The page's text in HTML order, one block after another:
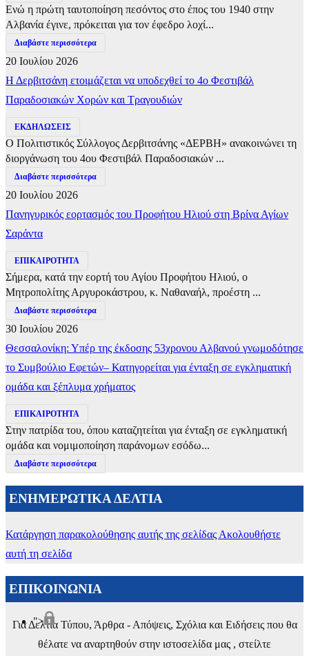
Ενώ η πρώτη ταυτοποίηση πεσόντος στο έπος του 1940 στην
Αλβανία έγινε, πρόκειται για τον έφεδρο λοχί...
Διαβάστε περισσότερα
20 Ιουλίου 2026
Η Δερβιτσάνη ετοιμάζεται να υποδεχθεί το 4ο Φεστιβάλ
Παραδοσιακών Χορών και Τραγουδιών
ΕΚΔΗΛΩΣΕΙΣ
Ο Πολιτιστικός Σύλλογος Δερβιτσάνης «ΔΕΡΒΗ» ανακοινώνει τη
διοργάνωση του 4ου Φεστιβάλ Παραδοσιακών ...
Διαβάστε περισσότερα
20 Ιουλίου 2026
Πανηγυρικός εορτασμός του Προφήτου Ηλιού στη Βρίνα Αγίων
Σαράντα
ΕΠΙΚΑΙΡΟΤΗΤΑ
Σήμερα, κατά την εορτή του Αγίου Προφήτου Ηλιού, ο
Μητροπολίτης Αργυροκάστρου, κ. Ναθαναήλ, προέστη ...
Διαβάστε περισσότερα
30 Ιουλίου 2026
Θεσσαλονίκη: Υπέρ της έκδοσης 53χρονου Αλβανού γνωμοδότησε
το Συμβούλιο Εφετών– Κατηγορείται για ένταξη σε εγκληματική
ομάδα και ξέπλυμα χρήματος
ΕΠΙΚΑΙΡΟΤΗΤΑ
Στην πατρίδα του, όπου καταζητείται για ένταξη σε εγκληματική
ομάδα και νομιμοποίηση παράνομων εσόδω...
Διαβάστε περισσότερα
ΕΝΗΜΕΡΩΤΙΚΑ ΔΕΛΤΙΑ
Κατάργηση παρακολούθησης αυτής της σελίδας Ακολουθήστε
αυτή τη σελίδα
ΕΠΙΚΟΙΝΩΝΙΑ
Για Δελτία Τύπου, Άρθρα - Απόψεις, Σχόλια και Ειδήσεις που θα
θέλατε να αναρτηθούν στην ιστοσελίδα μας , στείλτε
">